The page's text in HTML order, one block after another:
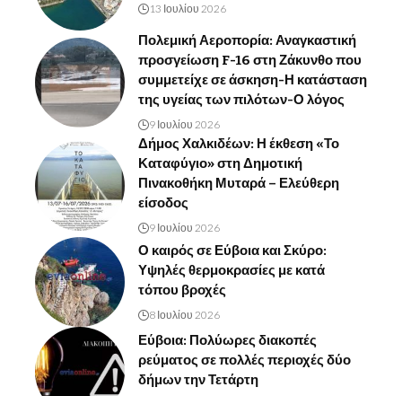
13 Ιουλίου 2026
Πολεμική Αεροπορία: Αναγκαστική
προσγείωση F-16 στη Ζάκυνθο που
συμμετείχε σε άσκηση-Η κατάσταση
της υγείας των πιλότων-Ο λόγος
9 Ιουλίου 2026
Δήμος Χαλκιδέων: Η έκθεση «Το
Καταφύγιο» στη Δημοτική
Πινακοθήκη Μυταρά – Ελεύθερη
είσοδος
9 Ιουλίου 2026
Ο καιρός σε Εύβοια και Σκύρο:
Υψηλές θερμοκρασίες με κατά
τόπου βροχές
8 Ιουλίου 2026
Εύβοια: Πολύωρες διακοπές
ρεύματος σε πολλές περιοχές δύο
δήμων την Τετάρτη